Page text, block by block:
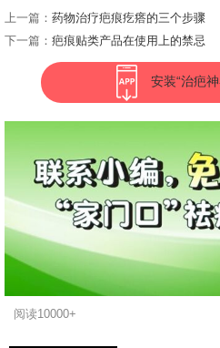
上一篇： 药物治疗疤痕疙瘩的三个步骤
下一篇： 疤痕贴类产品在使用上的禁忌
安装“治疤
阅读10000+